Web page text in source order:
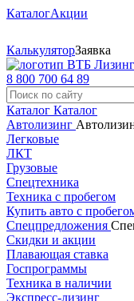
КаталогАкции
КалькуляторЗаявка
8 800 700 64 89
Каталог Каталог
Автолизинг
Легковые
ЛКТ
Грузовые
Спецтехника
Техника с пробегом
Купить авто с
Спецпредложения
Скидки и акции
Плавающая ставка
Госпрограммы
Техника в наличии
Экспресс-лизинг